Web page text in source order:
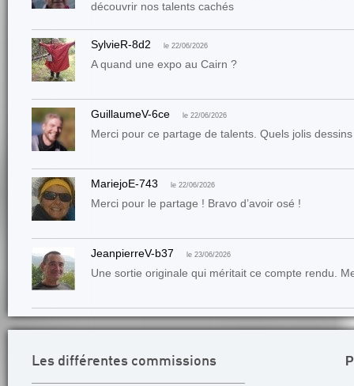
découvrir nos talents cachés
SylvieR-8d2 le 22/06/2026
A quand une expo au Cairn ?
GuillaumeV-6ce le 22/06/2026
Merci pour ce partage de talents. Quels jolis
MariejoE-743 le 22/06/2026
Merci pour le partage ! Bravo d’avoir osé !
JeanpierreV-b37 le 23/06/2026
Une sortie originale qui méritait ce compte rendu.
Les différentes commissions